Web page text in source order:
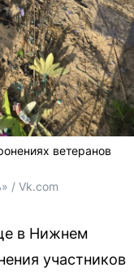
ветеранов
/ Vk.com
в Нижнем
участников